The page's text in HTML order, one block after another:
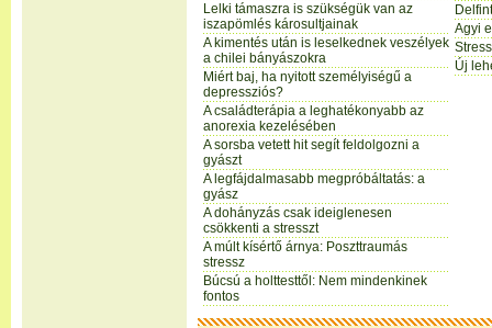
Lelki támaszra is szükségük van az
iszapömlés károsultjainak
A kimentés után is leselkednek veszélyek
a chilei bányászokra
Miért baj, ha nyitott személyiségű a
depressziós?
A családterápia a leghatékonyabb az
anorexia kezelésében
A sorsba vetett hit segít feldolgozni a
gyászt
A legfájdalmasabb megpróbáltatás: a
gyász
A dohányzás csak ideiglenesen
csökkenti a stresszt
A múlt kísértő árnya: Poszttraumás
stressz
Búcsú a holttesttől: Nem mindenkinek
fontos
Agyi
Új